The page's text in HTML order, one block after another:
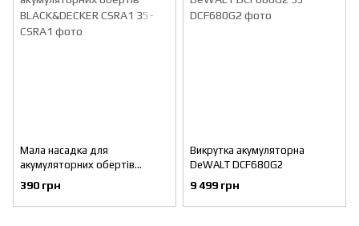
Мала насадка для
акумуляторних обертів
BLACK&DECKER CSRA1
390 грн
Викрутка акумуляторна
DeWALT DCF680G2
9 499 грн